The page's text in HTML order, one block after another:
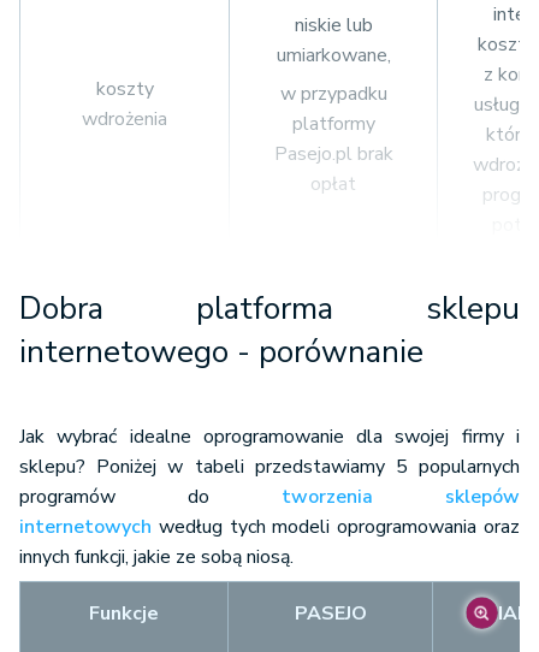
koszty
wdrożenia
niskie lub
umiarkowane,
w przypadku
platformy
Pasejo.pl brak
opłat
koszty
z
usług
wdrożą
umiejętności
martwić się o
sklep jest od
razu gotowy do
działania: klient
dostaje gotowe
Dobra platforma sklepu
internetowego - porównanie
Jak wybrać idealne oprogramowanie dla swojej firmy i
sklepu? Poniżej w tabeli przedstawiamy 5 popularnych
programów do tworzenia sklepów
internetowych według tych modeli oprogramowania oraz
innych funkcji, jakie ze sobą niosą.
Funkcje PASEJO